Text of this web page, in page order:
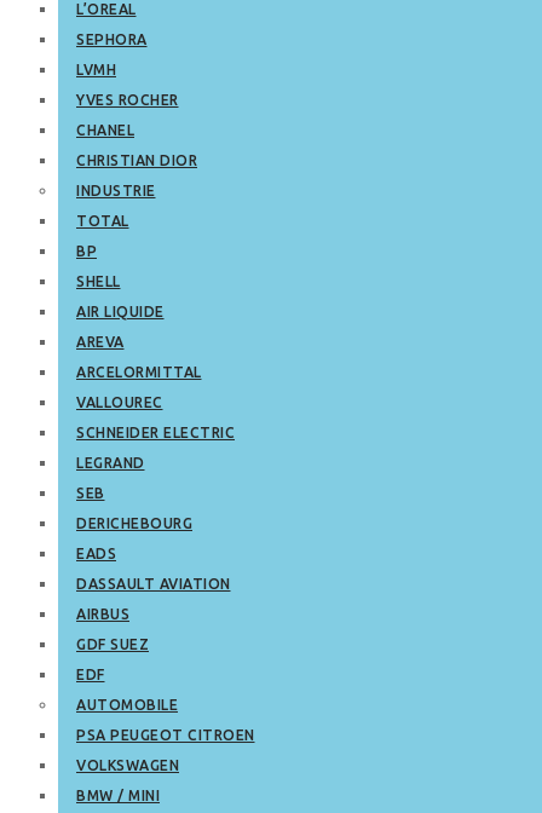
L’OREAL
SEPHORA
LVMH
YVES ROCHER
CHANEL
CHRISTIAN DIOR
INDUSTRIE
TOTAL
BP
SHELL
AIR LIQUIDE
AREVA
ARCELORMITTAL
VALLOUREC
SCHNEIDER ELECTRIC
LEGRAND
SEB
DERICHEBOURG
EADS
DASSAULT AVIATION
AIRBUS
GDF SUEZ
EDF
AUTOMOBILE
PSA PEUGEOT CITROEN
VOLKSWAGEN
BMW / MINI